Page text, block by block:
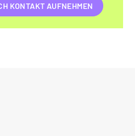
KONTAKT AUFNEHMEN